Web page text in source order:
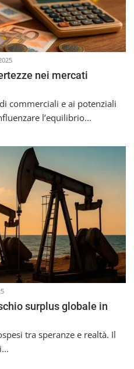
nei mercati
commerciali e ai potenziali
l’equilibrio...
surplus globale in
tra speranze e realtà. Il